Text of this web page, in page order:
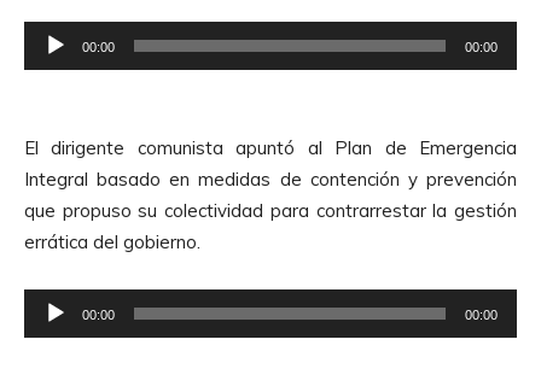
t
e
A
u
d
e
o
d
u
c
t
00:00 00:00
El dirigente comunista apuntó al Plan de Emergencia
Integral basado en medidas de contención y prevención
que propuso su colectividad para contrarrestar la gestión
errática del gobierno.
e
00:00 00:00